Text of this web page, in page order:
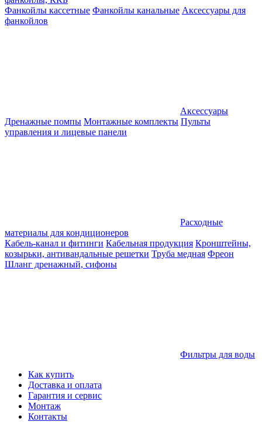
Фанкойлы кассетные Фанкойлы канальные Аксессуары для
фанкойлов
Аксессуары
Дренажные помпы Монтажные комплекты Пульты
управления и лицевые панели
Расходные
материалы для кондиционеров
Кабель-канал и фитинги Кабельная продукция Кронштейны,
козырьки, антивандальные решетки Труба медная Фреон
Шланг дренажный, сифоны
Фильтры для воды
Как купить
Доставка и оплата
Гарантия и сервис
Монтаж
Контакты